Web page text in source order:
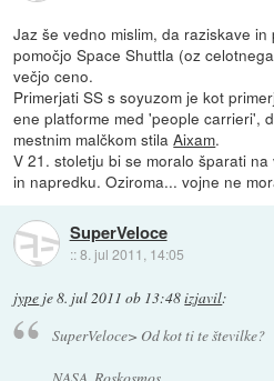
Jaz še vedno mislim, da raziskave
pomočjo Space Shuttla (oz
večjo ceno.
Primerjati SS s soyuzom je kot
ene platforme med 'people carrieri',
mestnim malčkom stilaAixam.
V 21. stoletju bi se moralo šparati
in napredku. Oziroma... vojne ne
SuperVeloce
::8. jul 2011, 14:05
jype je8. jul 2011 ob 13:48izjavil:
SuperVeloce> Od kot ti te številke?